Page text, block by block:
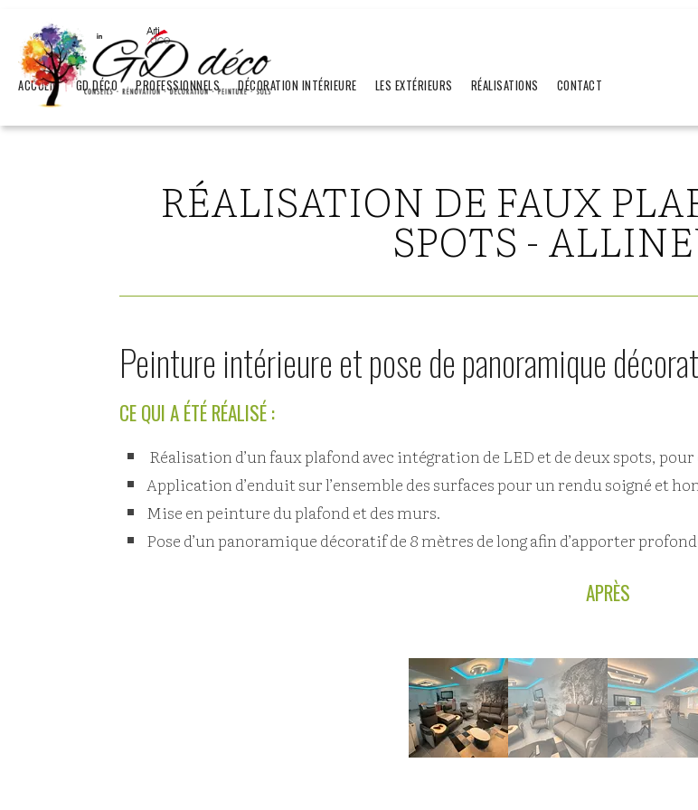
ACCUEIL GD DÉCO PROFESSIONNELS DÉCORATION INTÉRIEURE LES EXTÉRIEURS RÉALISATIONS CONTACT
RÉALISATION DE FAUX
SPOTS -
Peinture intérieure et pose de panoramique
CE QUI A ÉTÉ RÉALISÉ :
Réalisation d’un faux plafond avec intégration de LED et de deux spots,
Application d’enduit sur l’ensemble des surfaces pour un rendu soigné et
Mise en peinture du plafond et des murs.
Pose d’un panoramique décoratif de 8 mètres de long afin d’apporter
APRÈS